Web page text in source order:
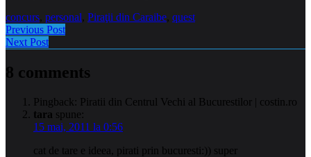
concurs, personal, Piraţii din Caraibe, quest
Previous Post
Next Post
8 comments
Pingback: Piratii din Centrul Vechi al Bucurestilor | costin.ro
tara spune:
15 mai, 2011 la 0:56
cat de tare e ideea, pirati prin bucuresti:)) super